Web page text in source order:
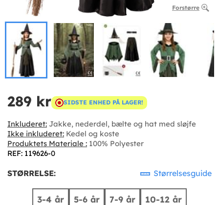
Forstørre
289 kr SIDSTE ENHED PÅ LAGER!
Inkluderet: Jakke, nederdel, bælte og hat med sløjfe
Ikke inkluderet: Kedel og koste
Produktets Materiale : 100% Polyester
REF: 119626-0
STØRRELSE: Størrelsesguide
3-4 år 5-6 år 7-9 år 10-12 år